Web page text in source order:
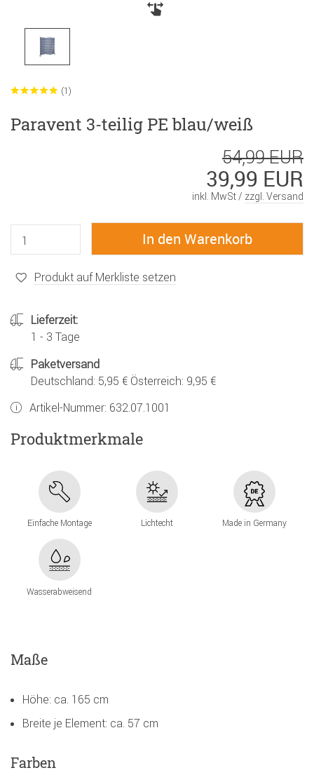
(1)
Paravent 3-teilig PE blau/weiß
54,99 EUR
39,99 EUR
inkl. MwSt / zzgl. Versand
Produkt auf Merkliste setzen
Lieferzeit:
1 - 3 Tage
Paketversand
Deutschland: 5,95 € Österreich: 9,95 €
Artikel-Nummer: 632.07.1001
Produktmerkmale
Einfache Montage Lichtecht Made in Germany
Wasserabweisend
Maße
Höhe: ca. 165 cm
Breite je Element: ca. 57 cm
Farben